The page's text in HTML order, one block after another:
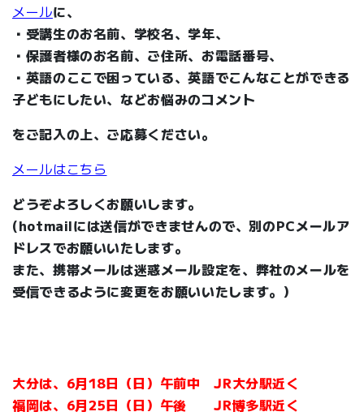
メールに、
・受講生のお名前、学校名、学年、
・保護者様のお名前、ご住所、お電話番号、
・英語のここで困っている、英語でこんなことができる
子どもにしたい、などお悩みのコメント
をご記入の上、ご応募ください。
メールはこちら
どうぞよろしくお願いします。
(hotmailには送信ができませんので、別のPCメールア
ドレスでお願いいたします。
また、携帯メールは迷惑メール設定を、弊社のメールを
受信できるように変更をお願いいたします。）
大分は、6月18日（日）午前中 JR大分駅近く
福岡は、6月25日（日）午後 JR博多駅近く